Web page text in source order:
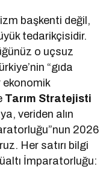
başkenti değil,
tedarikçisidir.
o uçsuz
“gıda
ekonomik
Tarım Stratejisti
veriden alın
2026
Her satırı bilgi
İmparatorluğu: